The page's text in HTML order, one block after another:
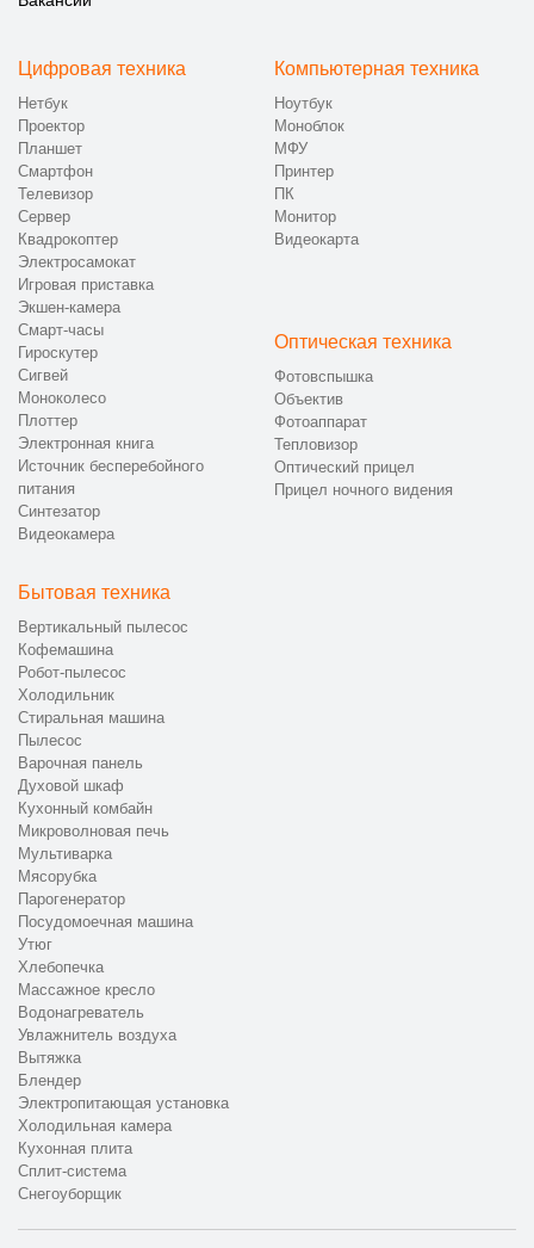
Цифровая техника
Нетбук
Проектор
Планшет
Смартфон
Телевизор
Сервер
Квадрокоптер
Электросамокат
Игровая приставка
Экшен-камера
Смарт-часы
Гироскутер
Сигвей
Моноколесо
Плоттер
Электронная книга
Источник бесперебойного
питания
Синтезатор
Видеокамера
Компьютерная техника
Ноутбук
Моноблок
МФУ
Принтер
ПК
Монитор
Видеокарта
Оптическая техника
Фотовспышка
Объектив
Фотоаппарат
Тепловизор
Оптический прицел
Прицел ночного видения
Бытовая техника
Вертикальный пылесос
Кофемашина
Робот-пылесос
Холодильник
Стиральная машина
Пылесос
Варочная панель
Духовой шкаф
Кухонный комбайн
Микроволновая печь
Мультиварка
Мясорубка
Парогенератор
Посудомоечная машина
Утюг
Хлебопечка
Массажное кресло
Водонагреватель
Увлажнитель воздуха
Вытяжка
Блендер
Электропитающая установка
Холодильная камера
Кухонная плита
Сплит-система
Снегоуборщик